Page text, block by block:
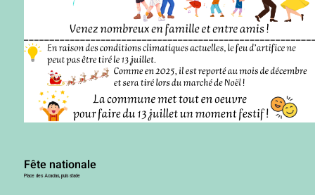
Fête nationale
Place des Acacias, puis stade